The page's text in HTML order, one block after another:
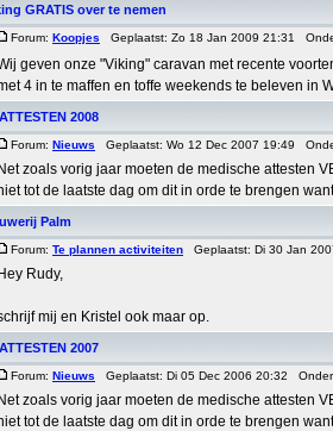
GRATIS over te nemen
Forum: Koopjes Geplaatst: Zo 18 Jan 2009 21:31
geven onze "Viking" caravan met recente
4 in te maffen en toffe weekends te beleven in
2008
Forum: Nieuws Geplaatst: Wo 12 Dec 2007 19:49
Net zoals vorig jaar moeten de medische attesten
tot de laatste dag om dit in orde te brengen
Palm
Forum: Te plannen activiteiten Geplaatst: Di 30 Jan
Hey Rudy,
mij en Kristel ook maar op.
2007
Forum: Nieuws Geplaatst: Di 05 Dec 2006 20:32
Net zoals vorig jaar moeten de medische attesten
tot de laatste dag om dit in orde te brengen